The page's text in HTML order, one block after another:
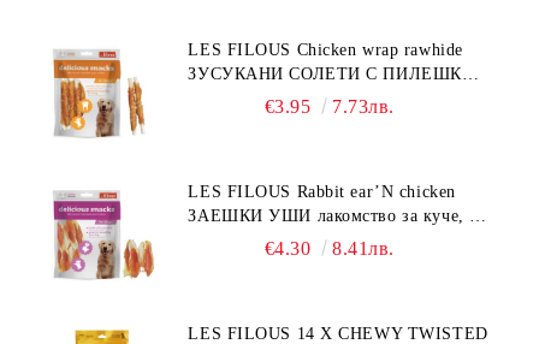
LES FILOUS Chicken wrap rawhide
ЗУСУКАНИ СОЛЕТИ С ПИЛЕШКО,
лакомство за куче, 100 г
€3.95 7.73лв.
LES FILOUS Rabbit ear’N chicken
ЗАЕШКИ УШИ лакомство за куче, 50
€4.30 8.41лв.
LES FILOUS 14 X CHEWY TWISTED